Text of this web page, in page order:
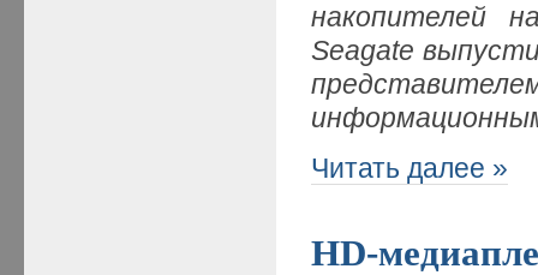
накопителей
Seagate
Читать далее »
HD-